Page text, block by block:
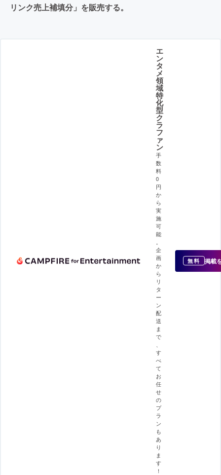
リンク売上補填分」を販売する。
エ
ン
タ
メ
領
域
特
化
型
ク
ラ
フ
ァ
ン
手
数
料
0
円
か
ら
実
施
可
能
企
画
か
ら
リ
タ
ー
ン
配
送
ま
で
す
べ
て
お
任
せ
の
プ
ラ
ン
も
あ
り
ま
す
！
無料 掲載